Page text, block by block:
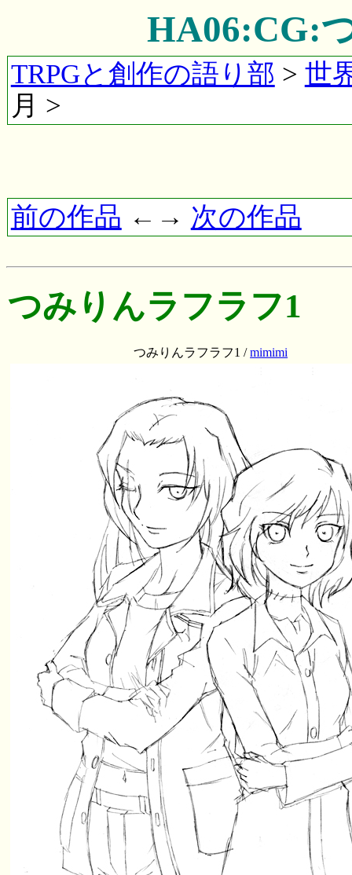
HA06:CG:
TRPGと創作の語り部 > 世
月 >
前の作品 ←→ 次の作品
つみりんラフラフ1
つみりんラフラフ1 /mimimi